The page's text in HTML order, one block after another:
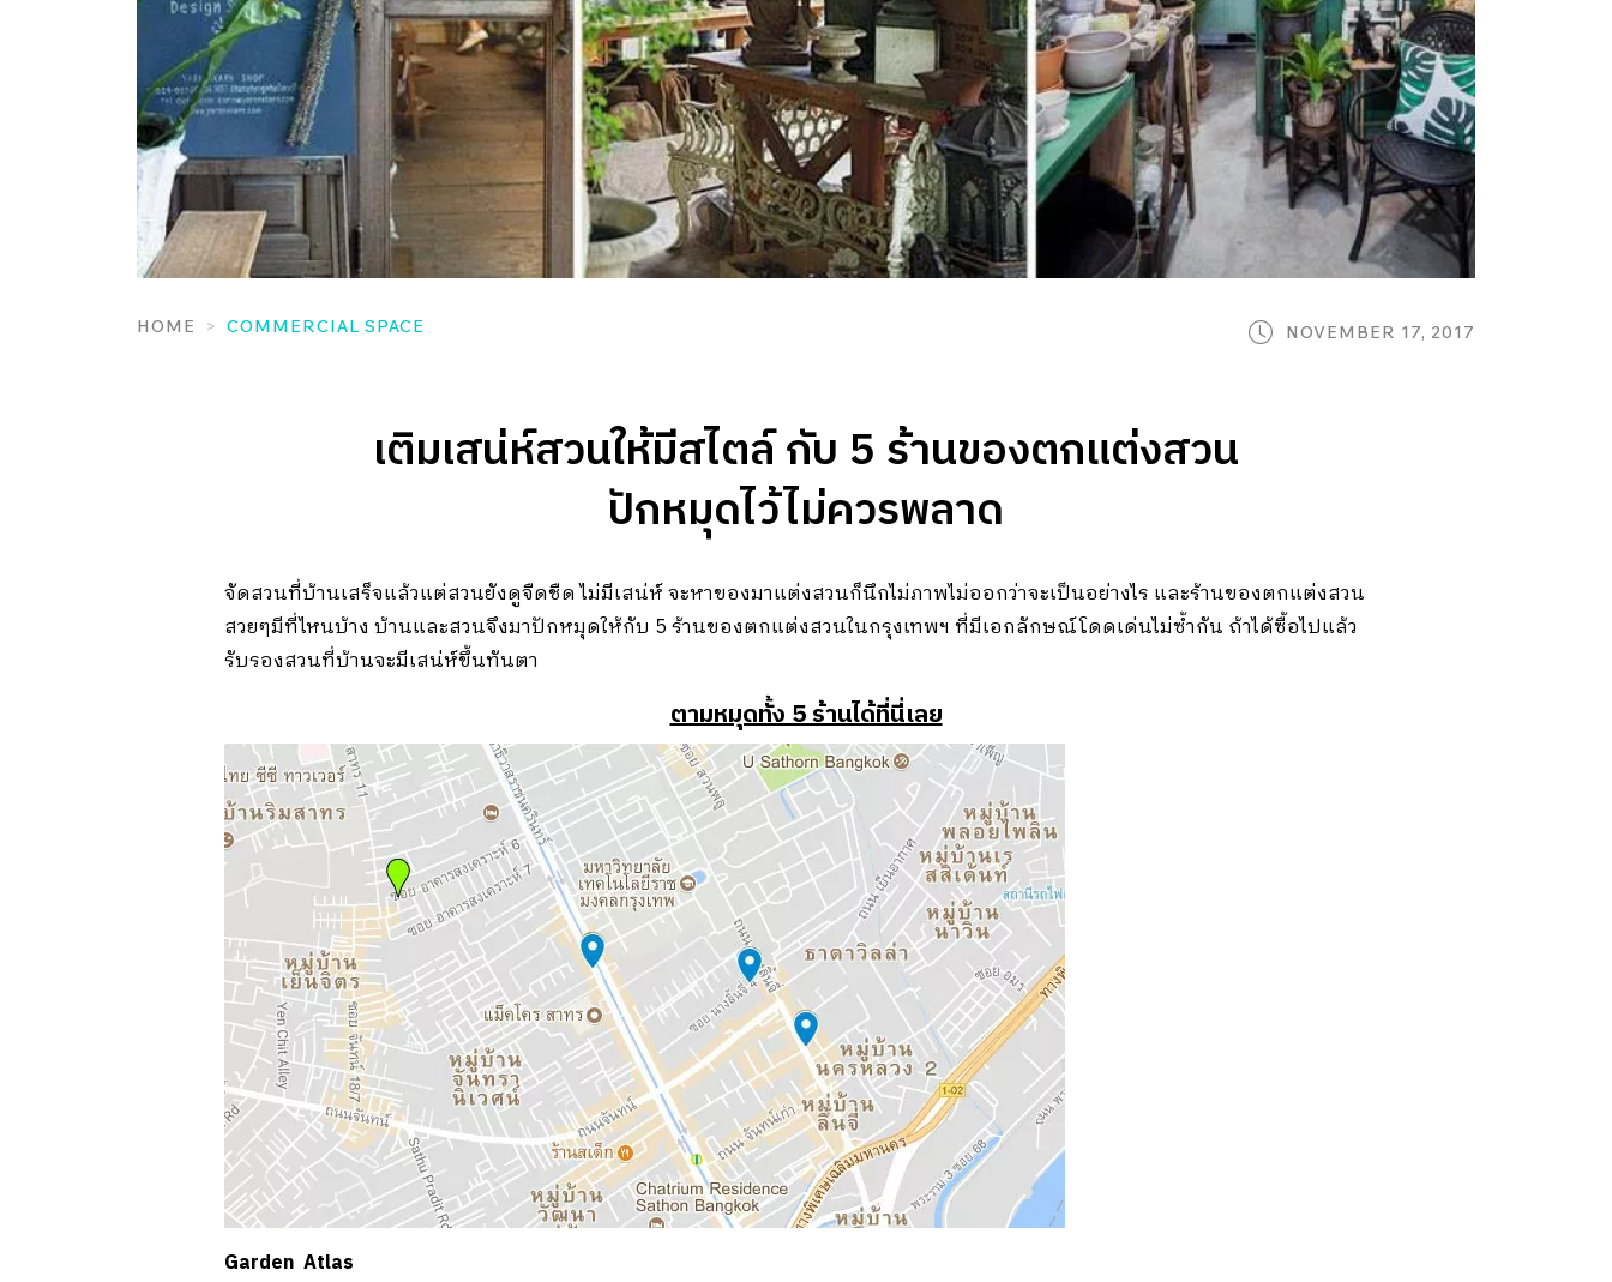
HOME COMMERCIAL SPACE NOVEMBER 17, 2017
เติมเสน่ห์สวนให้มีสไตล์ กับ 5 ร้านของตกแต่งสวน
ปักหมุดไว้ไม่ควรพลาด
จัดสวนที่บ้านเสร็จแล้วแต่สวนยังดูจืดชืด ไม่มีเสน่ห์ จะหาของมาแต่งสวนก็นึกไม่ภาพไม่ออกว่าจะเป็นอย่างไร และร้านของตกแต่งสวน
สวยๆมีที่ไหนบ้าง บ้านและสวนจึงมาปักหมุดให้กับ 5 ร้านของตกแต่งสวนในกรุงเทพฯ ที่มีเอกลักษณ์โดดเด่นไม่ซ้ำกัน ถ้าได้ซื้อไปแล้ว
รับรองสวนที่บ้านจะมีเสน่ห์ขึ้นทันตา
ตามหมุดทั้ง 5 ร้านได้ที่นี่เลย
Garden Atlas